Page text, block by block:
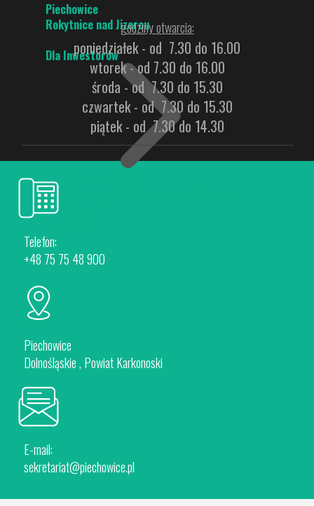
Piechowice
Rokytnice nad Jizerou
Dla Inwestorów
Oferta Inwestycyjna
Plany Zagospodarowania przestrzennego
Studium
godziny otwarcia:
poniedziałek - od 7.30 do 16.00
wtorek - od 7.30 do 16.00
środa - od 7.30 do 15.30
czwartek - od 7.30 do 15.30
piątek - od 7.30 do 14.30
Telefon:
+48 75 75 48 900
Piechowice
Dolnośląskie , Powiat Karkonoski
E-mail:
sekretariat@piechowice.pl